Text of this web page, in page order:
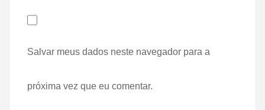
Salvar meus dados neste navegador para a
próxima vez que eu comentar.